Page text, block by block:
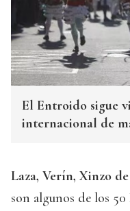
El Entroido sigue
internacional de
Laza, Verín, Xinzo
son algunos de los